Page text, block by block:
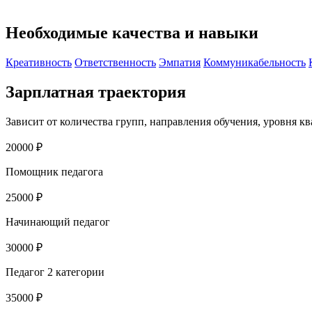
Необходимые качества и навыки
Креативность Ответственность Эмпатия Коммуникабельность
Зарплатная траектория
Зависит от количества групп, направления обучения, уровня
20000 ₽
Помощник педагога
25000 ₽
Начинающий педагог
30000 ₽
Педагог 2 категории
35000 ₽